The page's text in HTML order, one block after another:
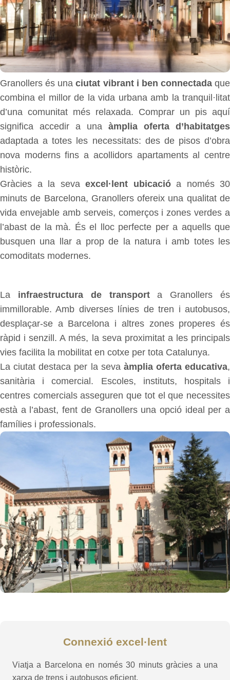
Granollers és unaciutat vibrant i ben connectadaque
combina el millor de la vida urbana amb la tranquil·litat
d’una comunitat més relaxada. Comprar un pis aquí
significa accedir a una àmplia oferta d’habitatges
adaptada a totes les necessitats: des de pisos d’obra
nova moderns fins a acollidors apartaments al centre
històric.
Gràcies a la seva excel·lent ubicacióa només 30
minuts de Barcelona, Granollers ofereix una qualitat de
vida envejable amb serveis, comerços i zones verdes a
l’abast de la mà. És el lloc perfecte per a aquells que
busquen una llar a prop de la natura i amb totes les
comoditats modernes.
La infraestructura de transporta Granollers és
immillorable. Amb diverses línies de tren i autobusos,
desplaçar-se a Barcelona i altres zones properes és
ràpid i senzill. A més, la seva proximitat a les principals
vies facilita la mobilitat en cotxe per tota Catalunya.
La ciutat destaca per la seva àmplia oferta educativa,
sanitària i comercial. Escoles, instituts, hospitals i
centres comercials asseguren que tot el que necessites
està a l’abast, fent de Granollers una opció ideal per a
famílies i professionals.
Connexió excel·lent
Viatja a Barcelona en només 30 minuts gràcies a una
xarxa de trens i autobusos eficient.